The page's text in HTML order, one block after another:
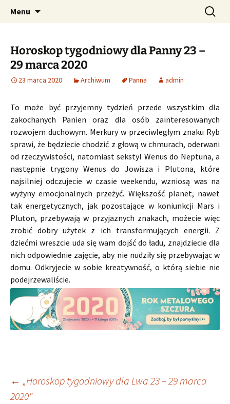
CzaroMarowy horoskop
dzienny, miesięczny i
tygodniowy
Profesjonalne przepowiednie astrologiczne
Menu Szukaj:
Horoskop tygodniowy dla Panny 23 –
29 marca 2020
23 marca 2020 Archiwum Panna admin
To może być przyjemny tydzień przede wszystkim dla
zakochanych Panien oraz dla osób zainteresowanych
rozwojem duchowym. Merkury w przeciwległym znaku Ryb
sprawi, że będziecie chodzić z głową w chmurach, oderwani
od rzeczywistości, natomiast sekstyl Wenus do Neptuna, a
następnie trygony Wenus do Jowisza i Plutona, które
najsilniej odczujecie w czasie weekendu, wzniosą was na
wyżyny emocjonalnych przeżyć. Większość planet, nawet
tak energetycznych, jak pozostające w koniunkcji Mars i
Pluton, przebywają w przyjaznych znakach, możecie więc
zrobić dobry użytek z ich transformujących energii. Z
dziećmi wreszcie uda się wam dojść do ładu, znajdziecie dla
nich odpowiednie zajęcie, aby nie nudziły się przebywając w
domu. Odkryjecie w sobie kreatywność, o którą siebie nie
podejrzewaliście.
Nawigacja
← „Horoskop tygodniowy dla Lwa 23 – 29 marca
2020”